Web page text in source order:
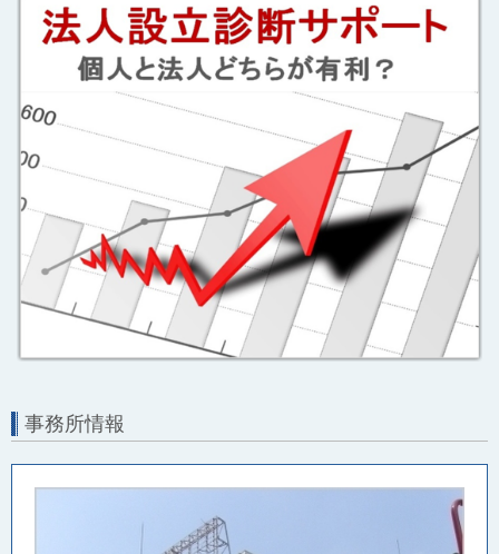
事務所情報